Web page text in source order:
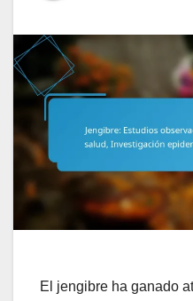
El jengibre ha ganado